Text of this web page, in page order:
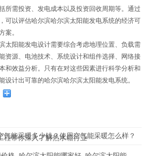
所需投资、发电成本以及投资回收周期等。通过
可以评估哈尔滨哈尔滨太阳能发电系统的经济可
案。
太阳能发电设计需要综合考虑地理位置、负载需
资源、电池技术、系统设计和组件选择、网络接
和效益分析。只有在对这些因素进行科学分析和
设计出可靠的哈尔滨哈尔滨太阳能发电系统。
气能采暖多少钱？使用空气能采暖怎么样？
程带你深入了解热水箱行业